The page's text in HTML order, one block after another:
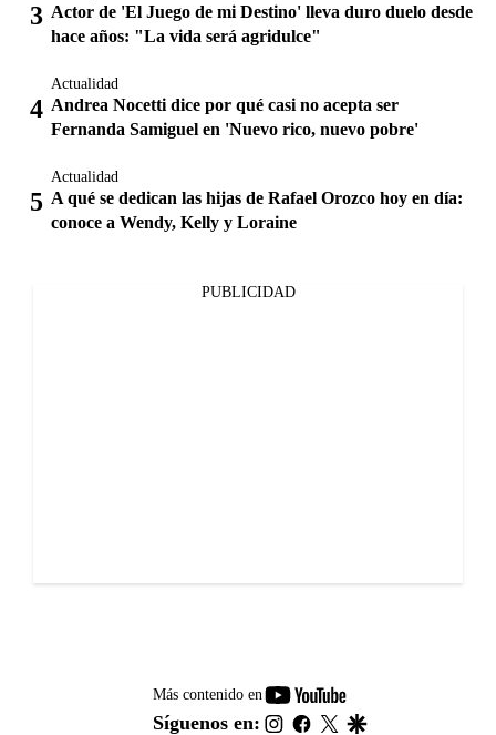
Actor de 'El Juego de mi Destino' lleva duro duelo desde
hace años: "La vida será agridulce"
Actualidad
Andrea Nocetti dice por qué casi no acepta ser
Fernanda Samiguel en 'Nuevo rico, nuevo pobre'
Actualidad
A qué se dedican las hijas de Rafael Orozco hoy en día:
conoce a Wendy, Kelly y Loraine
PUBLICIDAD
Más contenido en
youtube-
footer
Síguenos en: instagram
facebook
twitter